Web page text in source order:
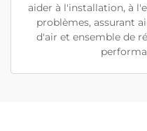
aider à l'installation, à
problèmes, assurant
d'air et ensemble de